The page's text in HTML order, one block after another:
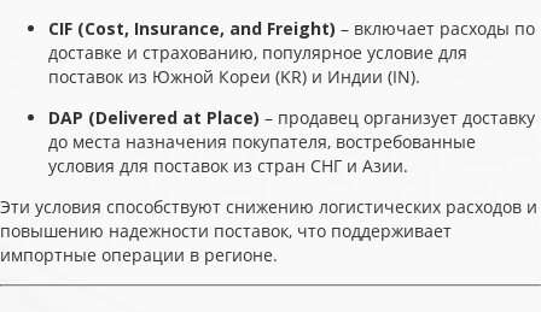
CIF (Cost, Insurance, and Freight) – включает расходы по
доставке и страхованию, популярное условие для
поставок из Южной Кореи (KR) и Индии (IN).
DAP (Delivered at Place) – продавец организует доставку
до места назначения покупателя, востребованные
условия для поставок из стран СНГ и Азии.
Эти условия способствуют снижению логистических расходов и
повышению надежности поставок, что поддерживает
импортные операции в регионе.